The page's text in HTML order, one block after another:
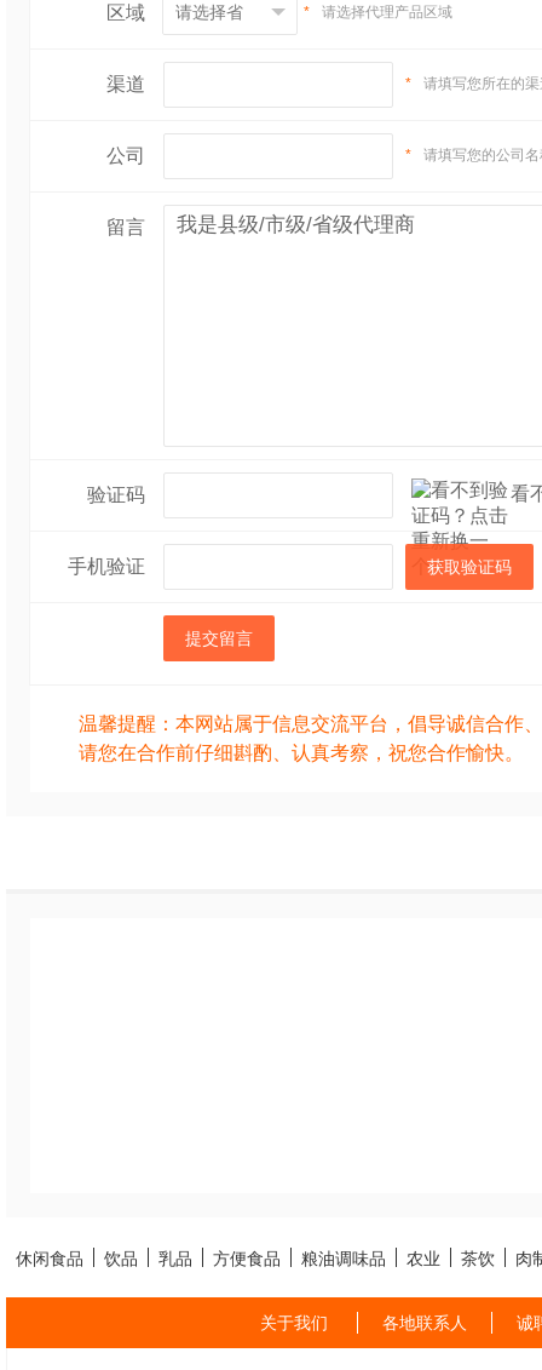
区域 * 请选择代理产品区域
渠道 * 请填写您所在的
公司 * 请填写您的公司
留言
验证码 看
手机验证 获取验证码
提交留言
温馨提醒：本网站属于信息交流平台，倡导诚信合作
请您在合作前仔细斟酌、认真考察，祝您合作愉快。
休闲食品 饮品 乳品 方便食品 粮油调味品 农业 茶饮 肉
关于我们 各地联系人 诚